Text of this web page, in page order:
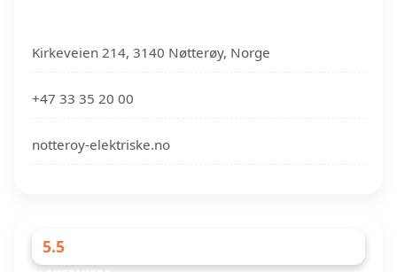
Kirkeveien 214, 3140 Nøtterøy, Norge
+47 33 35 20 00
notteroy-elektriske.no
5.5